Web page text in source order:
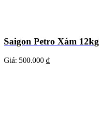
Saigon Petro Xám 12kg
Giá: 500.000 ₫